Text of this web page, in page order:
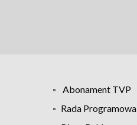
Abonament TVP
Rada Programowa